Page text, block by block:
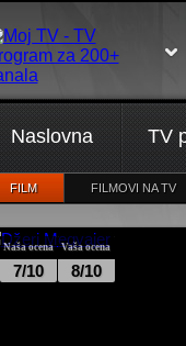
Naslovna TV
FILM FILMOVI NA TV
Naša ocena
7/10
Vaša ocena
8/10